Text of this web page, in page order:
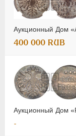
Аукционный Дом
400 000 RUB
Аукционный Дом
-